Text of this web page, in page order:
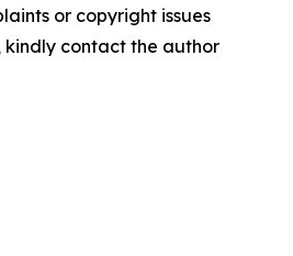
or copyright issues
contact the author